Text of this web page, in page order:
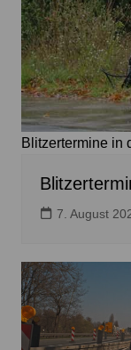
Blitzertermine in
7. August